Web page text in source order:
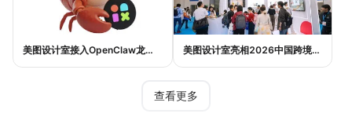
美图设计室接入OpenClaw龙虾生态：AI设计如何实现一句话完成电商作图 美图设计室亮相2026中国跨境电商交易会，AI设计Agent助力跨境电商内容提效
查看更多